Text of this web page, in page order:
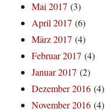
Mai 2017 (3)
April 2017 (6)
März 2017 (4)
Februar 2017 (4)
Januar 2017 (2)
Dezember 2016 (4)
November 2016 (4)